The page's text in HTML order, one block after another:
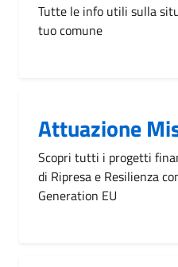
Tutte le info utili sulla
tuo comune
Attuazione
Scopri tutti i progetti
di Ripresa e Resilienza
Generation EU